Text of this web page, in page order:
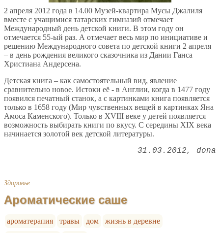
2 апреля 2012 года в 14.00 Музей-квартира Мусы Джалиля
вместе с учащимися татарских гимназий отмечает
Международный день детской книги. В этом году он
отмечается 55-ый раз. А отмечает весь мир по инициативе и
решению Международного совета по детской книги 2 апреля
– в день рождения великого сказочника из Дании Ганса
Христиана Андерсена.
Детская книга – как самостоятельный вид, явление
сравнительно новое. Истоки её - в Англии, когда в 1477 году
появился печатный станок, а с картинками книга появляется
только в 1658 году (Мир чувственных вещей в картинках Яна
Амоса Каменского). Только в ХVIII веке у детей появляется
возможность выбирать книги по вкусу. С середины ХIX века
начинается золотой век детской литературы.
31.03.2012 dona
Здоровье
Ароматические саше
ароматерапия травы дом
жизнь в деревне